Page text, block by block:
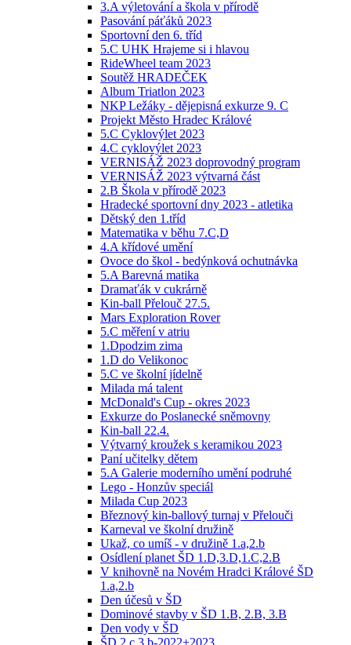
3.A výletování a škola v přírodě
Pasování páťáků 2023
Sportovní den 6. tříd
5.C UHK Hrajeme si i hlavou
RideWheel team 2023
Soutěž HRADEČEK
Album Triatlon 2023
NKP Ležáky - dějepisná exkurze 9. C
Projekt Město Hradec Králové
5.C Cyklovýlet 2023
4.C cyklovýlet 2023
VERNISÁŽ 2023 doprovodný program
VERNISÁŽ 2023 výtvarná část
2.B Škola v přírodě 2023
Hradecké sportovní dny 2023 - atletika
Dětský den 1.tříd
Matematika v běhu 7.C,D
4.A křídové umění
Ovoce do škol - bedýnková ochutnávka
5.A Barevná matika
Dramaťák v cukrárně
Kin-ball Přelouč 27.5.
Mars Exploration Rover
5.C měření v atriu
1.Dpodzim zima
1.D do Velikonoc
5.C ve školní jídelně
Milada má talent
McDonald's Cup - okres 2023
Exkurze do Poslanecké sněmovny
Kin-ball 22.4.
Výtvarný kroužek s keramikou 2023
Paní učitelky dětem
5.A Galerie moderního umění podruhé
Lego - Honzův speciál
Milada Cup 2023
Březnový kin-ballový turnaj v Přelouči
Karneval ve školní družině
Ukaž, co umíš - v družině 1.a,2.b
Osídlení planet ŠD 1.D,3.D,1.C,2.B
V knihovně na Novém Hradci Králové ŠD
1.a,2.b
Den účesů v ŠD
Dominové stavby v ŠD 1.B, 2.B, 3.B
Den vody v ŠD